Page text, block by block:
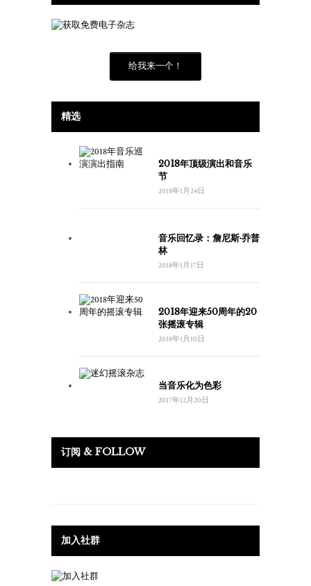
给我来一个！
精选
2018年顶级演出和音乐
节
2018年1月24日
音乐回忆录：詹尼斯·乔普
林
2018年1月17日
2018年迎来50周年的20
张摇滚专辑
2018年1月10日
当音乐化为色彩
2017年12月20日
订阅 & FOLLOW
加入社群